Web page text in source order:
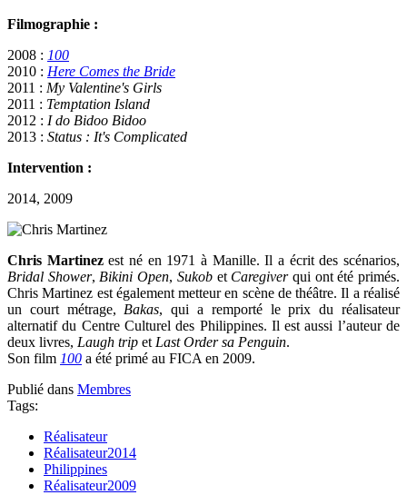
Filmographie :
2008 : 100
2010 : Here Comes the Bride
2011 : My Valentine's Girls
2011 : Temptation Island
2012 : I do Bidoo Bidoo
2013 : Status : It's Complicated
Intervention :
2014, 2009
Chris Martinezest né en 1971 à Manille. Il a écrit des scénarios,
Bridal Shower, Bikini Open, Sukobet Caregiverqui ont été primés.
Chris Martinez est également metteur en scène de théâtre. Il a réalisé
un court métrage, Bakas, qui a remporté le prix du réalisateur
alternatif du Centre Culturel des Philippines. Il est aussi l’auteur de
deux livres, Laugh trip et Last Order sa Penguin.
Son film 100 a été primé au FICA en 2009.
Publié dans Membres
Tags:
Réalisateur
Réalisateur2014
Philippines
Réalisateur2009